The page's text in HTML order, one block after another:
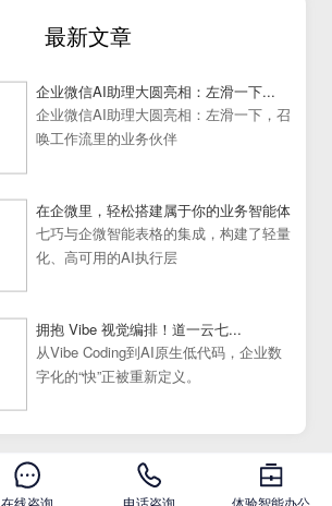
最新文章
企业微信AI助理大圆亮相：左滑一下...
企业微信AI助理大圆亮相：左滑一下，召
唤工作流里的业务伙伴
在企微里，轻松搭建属于你的业务智能体
七巧与企微智能表格的集成，构建了轻量
化、高可用的AI执行层
拥抱 Vibe 视觉编排！道一云七...
从Vibe Coding到AI原生低代码，企业数
字化的“快”正被重新定义。
在线咨询 电话咨询 体验智能办公